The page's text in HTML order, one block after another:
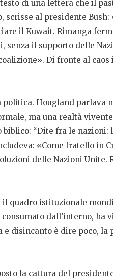
di una lettera che il
scrisse al presidente
il Kuwait. Rimanga
senza il supporto delle
Di fronte al
Hougland
ma una realtà
“Dite fra le nazioni:
«Come fratello in
delle Nazioni Unite.
quadro istituzionale
dall’interno,
disincanto è dire poco,
la cattura del